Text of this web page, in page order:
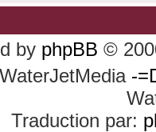
by phpBB ©
-
Traduction par: